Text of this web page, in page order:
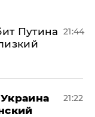
Путина 21:44
21:22